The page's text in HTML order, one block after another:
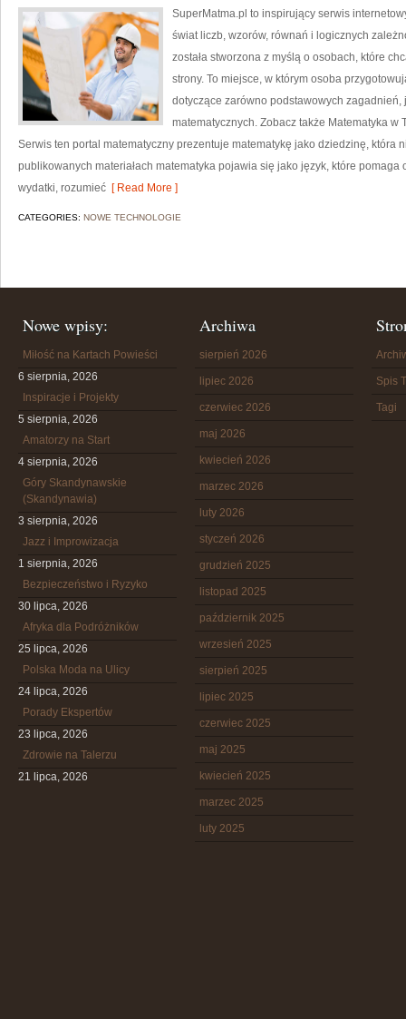
SuperMatma.pl to inspirujący serwis
świat liczb, wzorów, równań i logicznych
została stworzona z myślą o osobach, które
strony. To miejsce, w którym osoba
dotyczące zarówno podstawowych
matematycznych. Zobacz także Matematyka w
Serwis ten portal matematyczny prezentuje matematykę jako dziedzinę, która
publikowanych materiałach matematyka pojawia się jako język, które
wydatki, rozumieć [ Read More ]
CATEGORIES: NOWE TECHNOLOGIE
Nowe wpisy:
Miłość na Kartach Powieści
6 sierpnia, 2026
Inspiracje i Projekty
5 sierpnia, 2026
Amatorzy na Start
4 sierpnia, 2026
Góry Skandynawskie
(Skandynawia)
3 sierpnia, 2026
Jazz i Improwizacja
1 sierpnia, 2026
Bezpieczeństwo i Ryzyko
30 lipca, 2026
Afryka dla Podróżników
25 lipca, 2026
Polska Moda na Ulicy
24 lipca, 2026
Porady Ekspertów
23 lipca, 2026
Zdrowie na Talerzu
21 lipca, 2026
Archiwa
sierpień 2026
lipiec 2026
czerwiec 2026
maj 2026
kwiecień 2026
marzec 2026
luty 2026
styczeń 2026
grudzień 2025
listopad 2025
październik 2025
wrzesień 2025
sierpień 2025
lipiec 2025
czerwiec 2025
maj 2025
kwiecień 2025
marzec 2025
luty 2025
Spis
Tagi